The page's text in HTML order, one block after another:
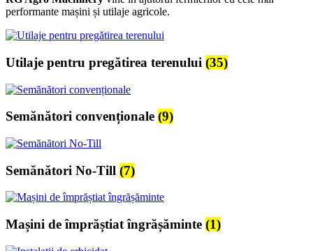
performante mașini și utilaje agricole.
Utilaje pentru pregătirea terenului (35)
Semănători convenționale (9)
Semănători No-Till (7)
Mașini de împrăștiat îngrășăminte (1)